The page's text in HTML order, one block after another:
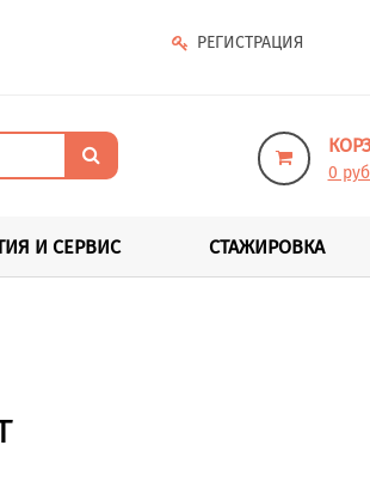
РЕГИСТРАЦИЯ
0
И СЕРВИС СТАЖИРОВКА